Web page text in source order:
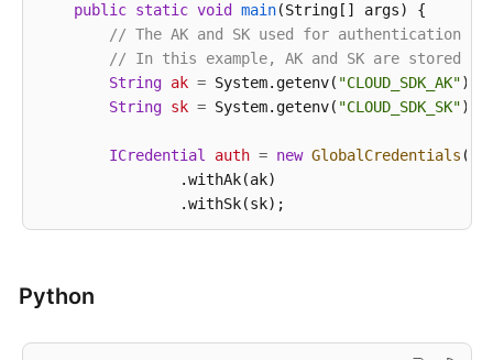
白
public static void main(String[] args)
{
// The AK and SK used for authentication
// In this example, AK and SK are stored in
String ak = System.getenv( "CLOUD_SDK_AK");
String sk = System.getenv( "CLOUD_SDK_SK");
ICredential auth = new GlobalCredentials ()
                .withAk(ak)
                .withSk(sk);
                .withRegion(CcmRegion.valueOf(
DisableCertificateAuthorityCrlRequest
Python